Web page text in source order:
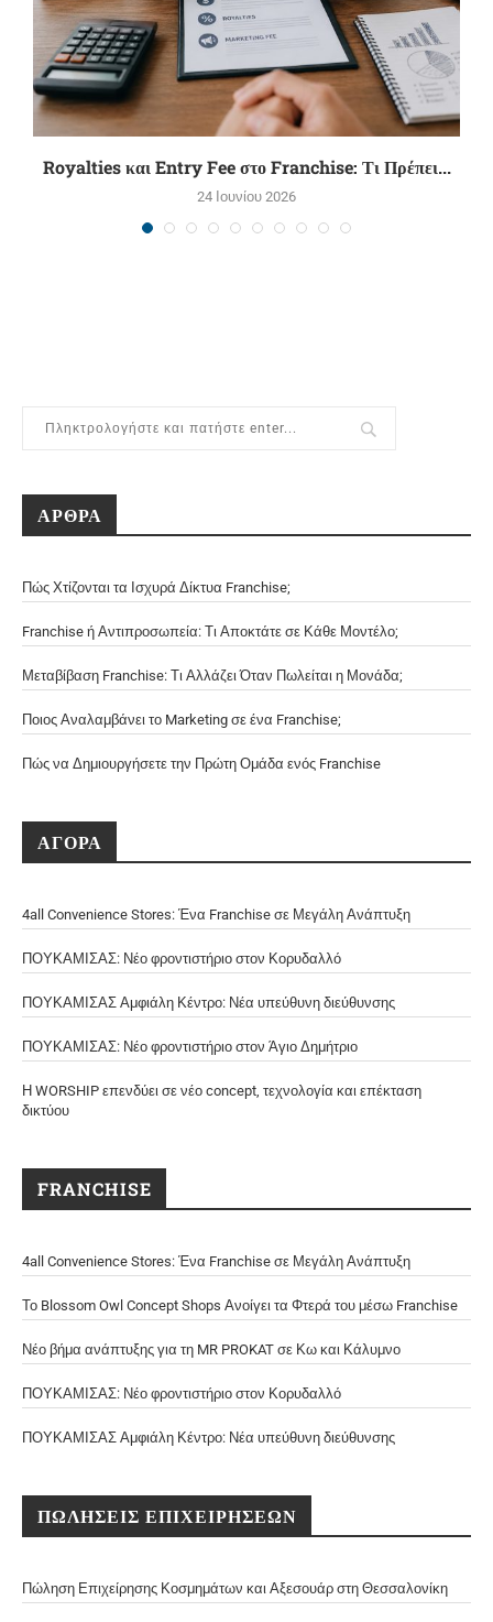
Royalties και Entry Fee στο Franchise: Τι Πρέπει...
24 Ιουνίου 2026
ΑΡΘΡΑ
Πώς Χτίζονται τα Ισχυρά Δίκτυα Franchise;
Franchise ή Αντιπροσωπεία: Τι Αποκτάτε σε Κάθε Μοντέλο;
Μεταβίβαση Franchise: Τι Αλλάζει Όταν Πωλείται η Μονάδα;
Ποιος Αναλαμβάνει το Marketing σε ένα Franchise;
Πώς να Δημιουργήσετε την Πρώτη Ομάδα ενός Franchise
ΑΓΟΡΑ
4all Convenience Stores: Ένα Franchise σε Μεγάλη Ανάπτυξη
ΠΟΥΚΑΜΙΣΑΣ: Νέο φροντιστήριο στον Κορυδαλλό
ΠΟΥΚΑΜΙΣΑΣ Αμφιάλη Κέντρο: Νέα υπεύθυνη διεύθυνσης
ΠΟΥΚΑΜΙΣΑΣ: Νέο φροντιστήριο στον Άγιο Δημήτριο
Η WORSHIP επενδύει σε νέο concept, τεχνολογία και επέκταση
δικτύου
FRANCHISE
4all Convenience Stores: Ένα Franchise σε Μεγάλη Ανάπτυξη
Το Blossom Owl Concept Shops Ανοίγει τα Φτερά του μέσω Franchise
Νέο βήμα ανάπτυξης για τη MR PROKAT σε Κω και Κάλυμνο
ΠΟΥΚΑΜΙΣΑΣ: Νέο φροντιστήριο στον Κορυδαλλό
ΠΟΥΚΑΜΙΣΑΣ Αμφιάλη Κέντρο: Νέα υπεύθυνη διεύθυνσης
ΠΩΛΗΣΕΙΣ ΕΠΙΧΕΙΡΗΣΕΩΝ
Πώληση Επιχείρησης Κοσμημάτων και Αξεσουάρ στη Θεσσαλονίκη